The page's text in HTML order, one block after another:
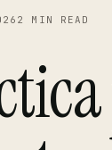
2 MIN READ